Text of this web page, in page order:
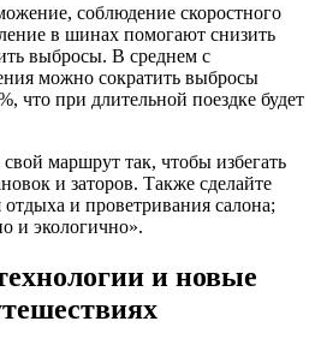
соблюдение скоростного
в шинах помогают снизить
выбросы. В среднем с
можно сократить выбросы
что при длительной поездке будет
маршрут так, чтобы избегать
и заторов. Также сделайте
и проветривания салона;
и экологично».
и новые